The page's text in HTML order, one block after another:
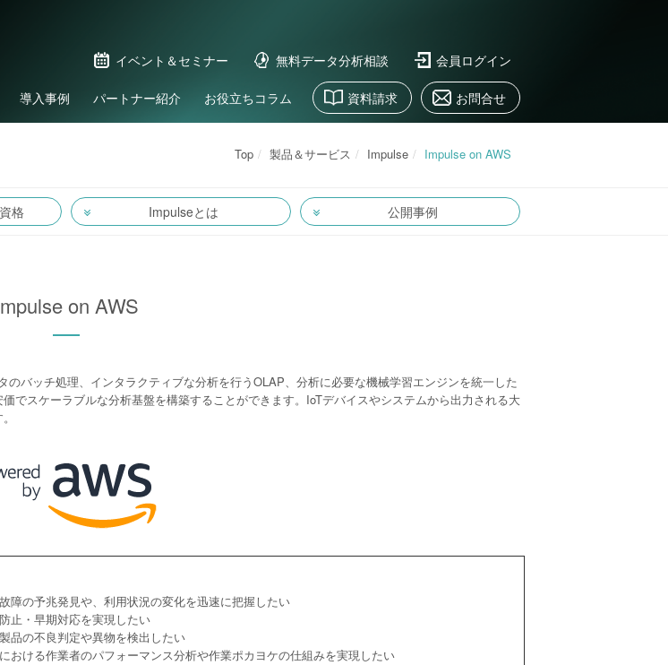
イベント＆セミナー 無料データ分析相談 会員ログイン
導入事例 パートナー紹介 お役立ちコラム 資料請求 お問合せ
Top 製品＆サービス Impulse Impulse on AWS
格 Impulseとは 公開事例
on AWS
バッチ処理、インタラクティブな分析を行うOLAP、分析に必要な機械学習エンジンを統一した
でスケーラブルな分析基盤を構築することができます。IoTデバイスやシステムから出力される大
障の予兆発見や、利用状況の変化を迅速に把握したい
止・早期対応を実現したい
品の不良判定や異物を検出したい
おける作業者のパフォーマンス分析や作業ポカヨケの仕組みを実現したい